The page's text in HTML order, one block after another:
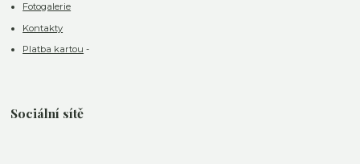
Fotogalerie
Kontakty
Platba kartou -
Sociální sítě